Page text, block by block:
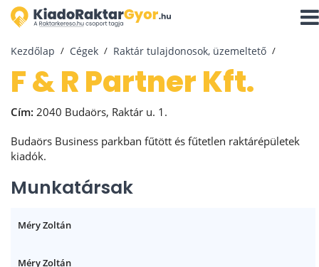
Kezdőlap Cégek Raktár tulajdonosok, üzemeltető
F & R Partner Kft.
Cím: 2040 Budaörs, Raktár u. 1.
Budaörs Business parkban fűtött és fűtetlen raktárépületek
kiadók.
Munkatársak
Méry Zoltán
Méry Zoltán